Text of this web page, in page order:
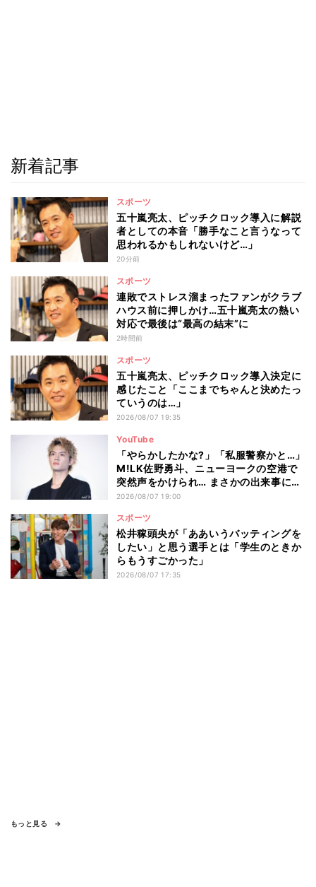
新着記事
スポーツ
五十嵐亮太、ピッチクロック導入に解説
者としての本音「勝手なこと言うなって
思われるかもしれないけど…」
20分前
スポーツ
連敗でストレス溜まったファンがクラブ
ハウス前に押しかけ…五十嵐亮太の熱い
対応で最後は“最高の結末”に
2時間前
スポーツ
五十嵐亮太、ピッチクロック導入決定に
感じたこと「ここまでちゃんと決めたっ
ていうのは…」
2026/08/07 19:35
YouTube
「やらかしたかな?」「私服警察かと…」
M!LK佐野勇斗、ニューヨークの空港で
突然声をかけられ… まさかの出来事に驚
き
2026/08/07 19:00
スポーツ
松井稼頭央が「ああいうバッティングを
したい」と思う選手とは「学生のときか
らもうすごかった」
2026/08/07 17:35
もっと見る